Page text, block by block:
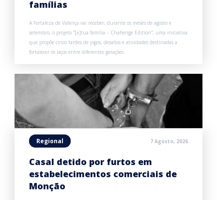
famílias
A Fortaleza de Valença vai receber, durante os meses de agosto e
setembro, o projeto “[a]tua família – Challenge Edition”, uma iniciativa
que propõe cinco tardes de jogos, desafios e atividades destinadas a
fortalecer os laços entre diferentes gerações.
Regional 7 Agosto, 2026
Casal detido por furtos em
estabelecimentos comerciais de
Monção